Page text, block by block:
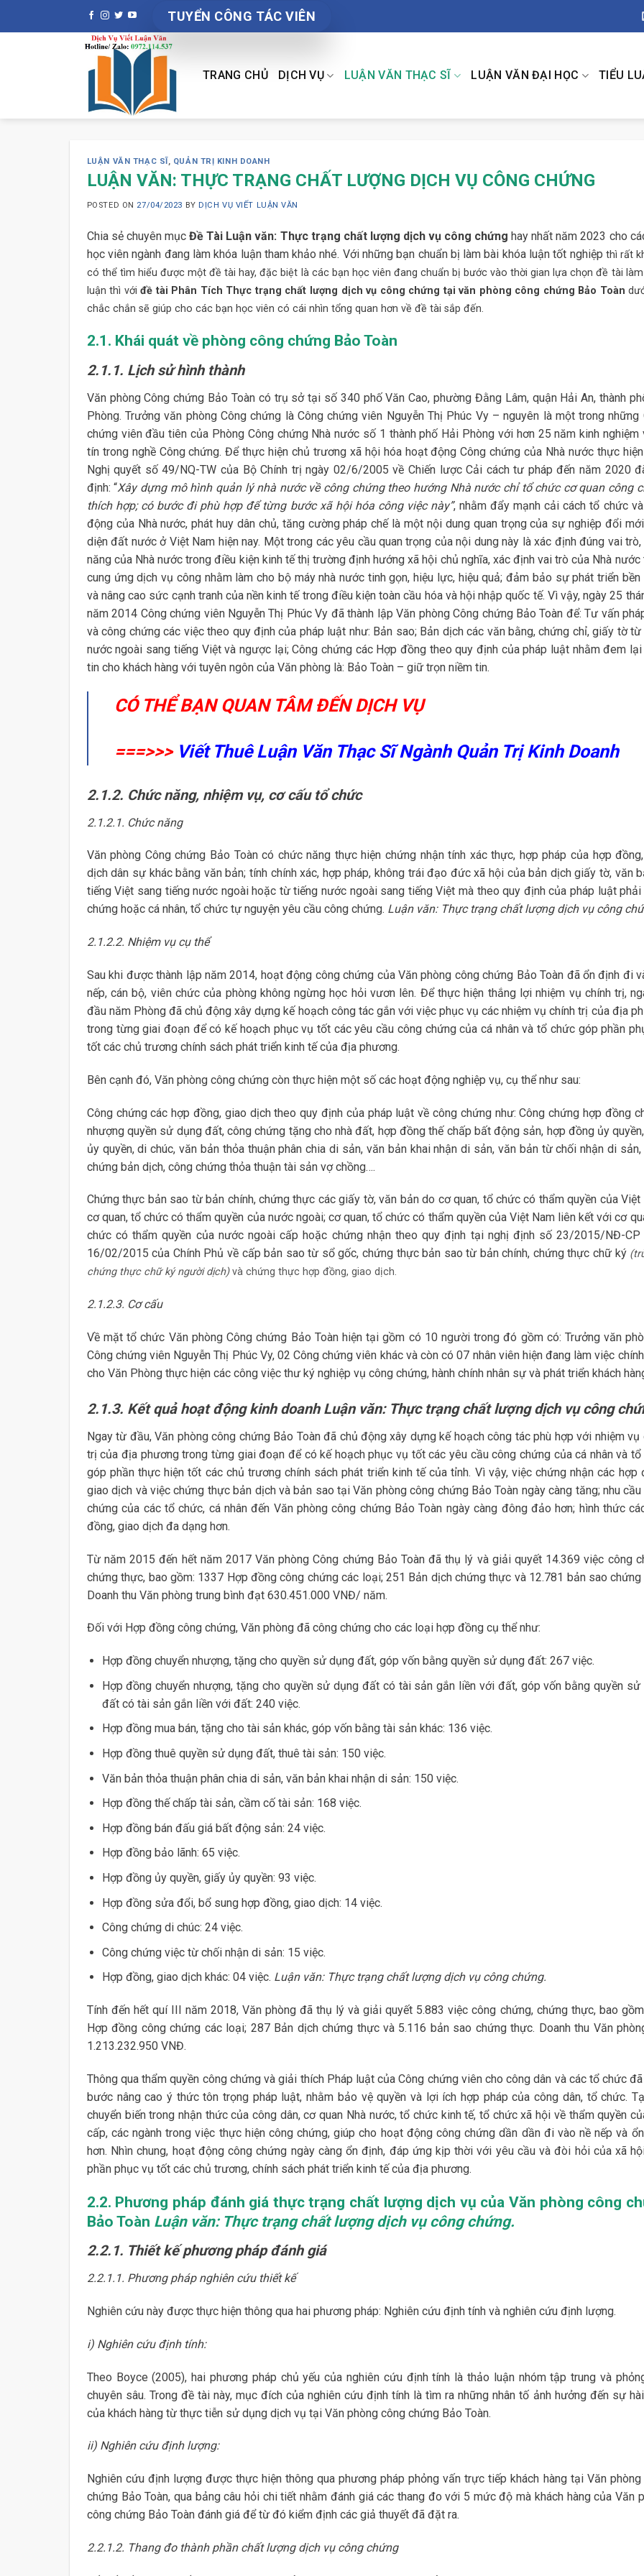
TUYỂN CÔNG TÁC VIÊN
TRANG CHỦ DỊCH VỤ LUẬN VĂN THẠC SĨ LUẬN VĂN ĐẠI HỌC TIỂU
LUẬN VĂN THẠC SĨ , QUẢN TRỊ KINH DOANH
LUẬN VĂN: THỰC TRẠNG CHẤT LƯỢNG DỊCH VỤ CÔNG CHỨNG
POSTED ON 27/04/2023 BY DỊCH VỤ VIẾT LUẬN VĂN
Chia sẻ chuyên mụcĐề Tài Luận văn: Thực trạng chất lượng dịch vụ công chứnghay nhất năm 2023 cho
học viên ngành đang làm khóa luận tham khảo nhé. Với những bạn chuẩn bị làm bài khóa luận tốt nghiệp thì rất
có thể tìm hiểu được một đề tài hay, đặc biệt là các bạn học viên đang chuẩn bị bước vào thời gian lựa chọn đề tài
luận thì vớiđề tài Phân Tích Thực trạng chất lượng dịch vụ công chứng tại văn phòng công chứng Bảo Toàn
chắc chắn sẽ giúp cho các bạn học viên có cái nhìn tổng quan hơn về đề tài sắp đến.
2.1. Khái quát về phòng công chứng Bảo Toàn
2.1.1. Lịch sử hình thành
Văn phòng Công chứng Bảo Toàn có trụ sở tại số 340 phố Văn Cao, phường Đằng Lâm, quận Hải An, thành
Phòng. Trưởng văn phòng Công chứng là Công chứng viên Nguyễn Thị Phúc Vy – nguyên là một trong những
chứng viên đầu tiên của Phòng Công chứng Nhà nước số 1 thành phố Hải Phòng với hơn 25 năm kinh nghiệm
tín trong nghề Công chứng. Để thực hiện chủ trương xã hội hóa hoạt động Công chứng của Nhà nước thực
Nghị quyết số 49/NQ-TW của Bộ Chính trị ngày 02/6/2005 về Chiến lược Cải cách tư pháp đến năm 2020
định: “Xây dựng mô hình quản lý nhà nước về công chứng theo hướng Nhà nước chỉ tổ chức cơ quan công
thích hợp; có bước đi phù hợp để từng bước xã hội hóa công việc này”, nhằm đẩy mạnh cải cách tổ chức
động của Nhà nước, phát huy dân chủ, tăng cường pháp chế là một nội dung quan trọng của sự nghiệp đổi
diện đất nước ở Việt Nam hiện nay. Một trong các yêu cầu quan trọng của nội dung này là xác định đúng vai
năng của Nhà nước trong điều kiện kinh tế thị trường định hướng xã hội chủ nghĩa, xác định vai trò của Nhà nước
cung ứng dịch vụ công nhằm làm cho bộ máy nhà nước tinh gọn, hiệu lực, hiệu quả; đảm bảo sự phát triển bền
và nâng cao sức cạnh tranh của nền kinh tế trong điều kiện toàn cầu hóa và hội nhập quốc tế. Vì vậy, ngày 25
năm 2014 Công chứng viên Nguyễn Thị Phúc Vy đã thành lập Văn phòng Công chứng Bảo Toàn để: Tư vấn
và công chứng các việc theo quy định của pháp luật như: Bản sao; Bản dịch các văn bằng, chứng chỉ, giấy tờ
nước ngoài sang tiếng Việt và ngược lại; Công chứng các Hợp đồng theo quy định của pháp luật nhằm đem lại
tin cho khách hàng với tuyên ngôn của Văn phòng là: Bảo Toàn – giữ trọn niềm tin.
CÓ THỂ BẠN QUAN TÂM ĐẾN DỊCH VỤ
===>>> Viết Thuê Luận Văn Thạc Sĩ Ngành Quản Trị Kinh Doanh
2.1.2. Chức năng, nhiệm vụ, cơ cấu tổ chức
2.1.2.1. Chức năng
Văn phòng Công chứng Bảo Toàn có chức năng thực hiện chứng nhận tính xác thực, hợp pháp của hợp
dịch dân sự khác bằng văn bản; tính chính xác, hợp pháp, không trái đạo đức xã hội của bản dịch giấy tờ, văn
tiếng Việt sang tiếng nước ngoài hoặc từ tiếng nước ngoài sang tiếng Việt mà theo quy định của pháp luật phải
chứng hoặc cá nhân, tổ chức tự nguyện yêu cầu công chứng. Luận văn: Thực trạng chất lượng dịch vụ công
2.1.2.2. Nhiệm vụ cụ thể
Sau khi được thành lập năm 2014, hoạt động công chứng của Văn phòng công chứng Bảo Toàn đã ổn định đi
nếp, cán bộ, viên chức của phòng không ngừng học hỏi vươn lên. Để thực hiện thắng lợi nhiệm vụ chính trị,
đầu năm Phòng đã chủ động xây dựng kế hoạch công tác gắn với việc phục vụ các nhiệm vụ chính trị của địa
trong từng giai đoạn để có kế hoạch phục vụ tốt các yêu cầu công chứng của cá nhân và tổ chức góp phần
tốt các chủ trương chính sách phát triển kinh tế của địa phương.
Bên cạnh đó, Văn phòng công chứng còn thực hiện một số các hoạt động nghiệp vụ, cụ thể như sau:
Công chứng các hợp đồng, giao dịch theo quy định của pháp luật về công chứng như: Công chứng hợp đồng
nhượng quyền sử dụng đất, công chứng tặng cho nhà đất, hợp đồng thế chấp bất động sản, hợp đồng ủy
ủy quyền, di chúc, văn bản thỏa thuận phân chia di sản, văn bản khai nhận di sản, văn bản từ chối nhận di
chứng bản dịch, công chứng thỏa thuận tài sản vợ chồng….
Chứng thực bản sao từ bản chính, chứng thực các giấy tờ, văn bản do cơ quan, tổ chức có thẩm quyền của Việt
cơ quan, tổ chức có thẩm quyền của nước ngoài; cơ quan, tổ chức có thẩm quyền của Việt Nam liên kết với cơ
chức có thẩm quyền của nước ngoài cấp hoặc chứng nhận theo quy định tại nghị định số 23/2015/NĐ-CP
16/02/2015 của Chính Phủ về cấp bản sao từ sổ gốc, chứng thực bản sao từ bản chính, chứng thực chữ ký
chứng thực chữ ký người dịch)và chứng thực hợp đồng, giao dịch.
2.1.2.3. Cơ cấu
Về mặt tổ chức Văn phòng Công chứng Bảo Toàn hiện tại gồm có 10 người trong đó gồm có: Trưởng văn
Công chứng viên Nguyễn Thị Phúc Vy, 02 Công chứng viên khác và còn có 07 nhân viên hiện đang làm việc
cho Văn Phòng thực hiện các công việc thư ký nghiệp vụ công chứng, hành chính nhân sự và phát triển khách
2.1.3. Kết quả hoạt động kinh doanh Luận văn: Thực trạng chất lượng dịch vụ công
Ngay từ đầu, Văn phòng công chứng Bảo Toàn đã chủ động xây dựng kế hoạch công tác phù hợp với nhiệm vụ
trị của địa phương trong từng giai đoạn để có kế hoạch phục vụ tốt các yêu cầu công chứng của cá nhân và
góp phần thực hiện tốt các chủ trương chính sách phát triển kinh tế của tỉnh. Vì vậy, việc chứng nhận các hợp
giao dịch và việc chứng thực bản dịch và bản sao tại Văn phòng công chứng Bảo Toàn ngày càng tăng; nhu
chứng của các tổ chức, cá nhân đến Văn phòng công chứng Bảo Toàn ngày càng đông đảo hơn; hình thức
đồng, giao dịch đa dạng hơn.
Từ năm 2015 đến hết năm 2017 Văn phòng Công chứng Bảo Toàn đã thụ lý và giải quyết 14.369 việc công
chứng thực, bao gồm: 1337 Hợp đồng công chứng các loại; 251 Bản dịch chứng thực và 12.781 bản sao chứng
Doanh thu Văn phòng trung bình đạt 630.451.000 VNĐ/ năm.
Đối với Hợp đồng công chứng, Văn phòng đã công chứng cho các loại hợp đồng cụ thể như:
Hợp đồng chuyển nhượng, tặng cho quyền sử dụng đất, góp vốn bằng quyền sử dụng đất: 267 việc.
Hợp đồng chuyển nhượng, tặng cho quyền sử dụng đất có tài sản gắn liền với đất, góp vốn bằng quyền sử
đất có tài sản gắn liền với đất: 240 việc.
Hợp đồng mua bán, tặng cho tài sản khác, góp vốn bằng tài sản khác: 136 việc.
Hợp đồng thuê quyền sử dụng đất, thuê tài sản: 150 việc.
Văn bản thỏa thuận phân chia di sản, văn bản khai nhận di sản: 150 việc.
Hợp đồng thế chấp tài sản, cầm cố tài sản: 168 việc.
Hợp đồng bán đấu giá bất động sản: 24 việc.
Hợp đồng bảo lãnh: 65 việc.
Hợp đồng ủy quyền, giấy ủy quyền: 93 việc.
Hợp đồng sửa đổi, bổ sung hợp đồng, giao dịch: 14 việc.
Công chứng di chúc: 24 việc.
Công chứng việc từ chối nhận di sản: 15 việc.
Hợp đồng, giao dịch khác: 04 việc. Luận văn: Thực trạng chất lượng dịch vụ công chứng.
Tính đến hết quí III năm 2018, Văn phòng đã thụ lý và giải quyết 5.883 việc công chứng, chứng thực, bao
Hợp đồng công chứng các loại; 287 Bản dịch chứng thực và 5.116 bản sao chứng thực. Doanh thu Văn
1.213.232.950 VNĐ.
Thông qua thẩm quyền công chứng và giải thích Pháp luật của Công chứng viên cho công dân và các tổ chức
bước nâng cao ý thức tôn trọng pháp luật, nhằm bảo vệ quyền và lợi ích hợp pháp của công dân, tổ chức.
chuyển biến trong nhận thức của công dân, cơ quan Nhà nước, tổ chức kinh tế, tổ chức xã hội về thẩm quyền
cấp, các ngành trong việc thực hiện công chứng, giúp cho hoạt động công chứng dần dần đi vào nề nếp và
hơn. Nhìn chung, hoạt động công chứng ngày càng ổn định, đáp ứng kịp thời với yêu cầu và đòi hỏi của xã
phần phục vụ tốt các chủ trương, chính sách phát triển kinh tế của địa phương.
2.2. Phương pháp đánh giá thực trạng chất lượng dịch vụ của Văn phòng công
Bảo Toàn Luận văn: Thực trạng chất lượng dịch vụ công chứng.
2.2.1. Thiết kế phương pháp đánh giá
2.2.1.1. Phương pháp nghiên cứu thiết kế
Nghiên cứu này được thực hiện thông qua hai phương pháp: Nghiên cứu định tính và nghiên cứu định lượng.
i) Nghiên cứu định tính:
Theo Boyce (2005), hai phương pháp chủ yếu của nghiên cứu định tính là thảo luận nhóm tập trung và
chuyên sâu. Trong đề tài này, mục đích của nghiên cứu định tính là tìm ra những nhân tố ảnh hưởng đến sự
của khách hàng từ thực tiễn sử dụng dịch vụ tại Văn phòng công chứng Bảo Toàn.
ii) Nghiên cứu định lượng:
Nghiên cứu định lượng được thực hiện thông qua phương pháp phỏng vấn trực tiếp khách hàng tại Văn phòng
chứng Bảo Toàn, qua bảng câu hỏi chi tiết nhằm đánh giá các thang đo với 5 mức độ mà khách hàng của Văn
công chứng Bảo Toàn đánh giá để từ đó kiểm định các giả thuyết đã đặt ra.
2.2.1.2. Thang đo thành phần chất lượng dịch vụ công chứng